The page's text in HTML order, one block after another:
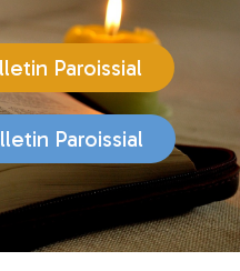
Paroissial
Paroissial